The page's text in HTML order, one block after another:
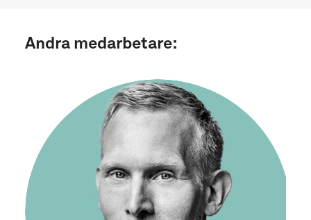
Andra medarbetare: